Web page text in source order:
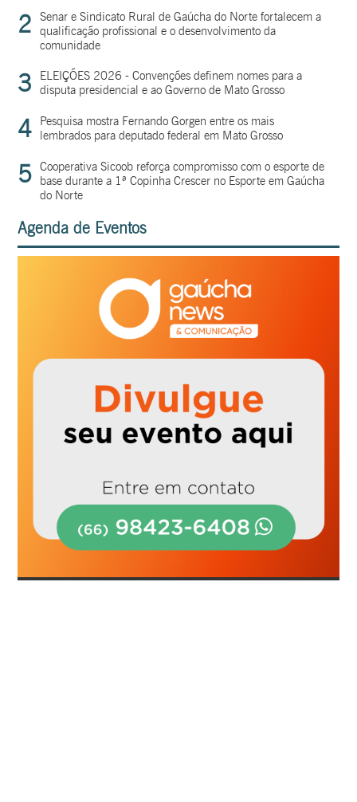
2
Senar e Sindicato Rural de Gaúcha do Norte fortalecem a
qualificação profissional e o desenvolvimento da
comunidade
3
ELEIÇÕES 2026 - Convenções definem nomes para a
disputa presidencial e ao Governo de Mato Grosso
4
Pesquisa mostra Fernando Gorgen entre os mais
lembrados para deputado federal em Mato Grosso
5 Cooperativa Sicoob reforça compromisso com o esporte de
base durante a 1ª Copinha Crescer no Esporte em Gaúcha
do Norte
Agenda de Eventos